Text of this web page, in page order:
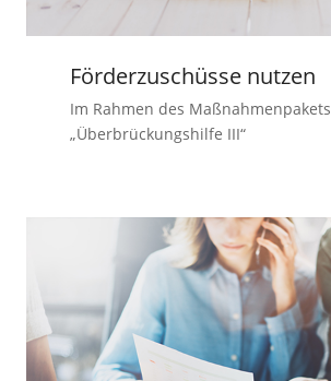
Förderzuschüsse nutzen
Im Rahmen des Maßnahmenpakets
„Überbrückungshilfe III“